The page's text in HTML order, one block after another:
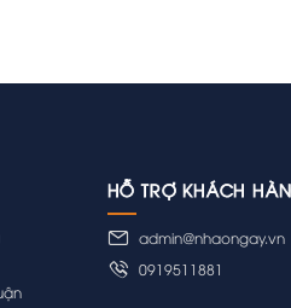
HỖ TRỢ KHÁCH
admin@nhaongay.vn
0919511881